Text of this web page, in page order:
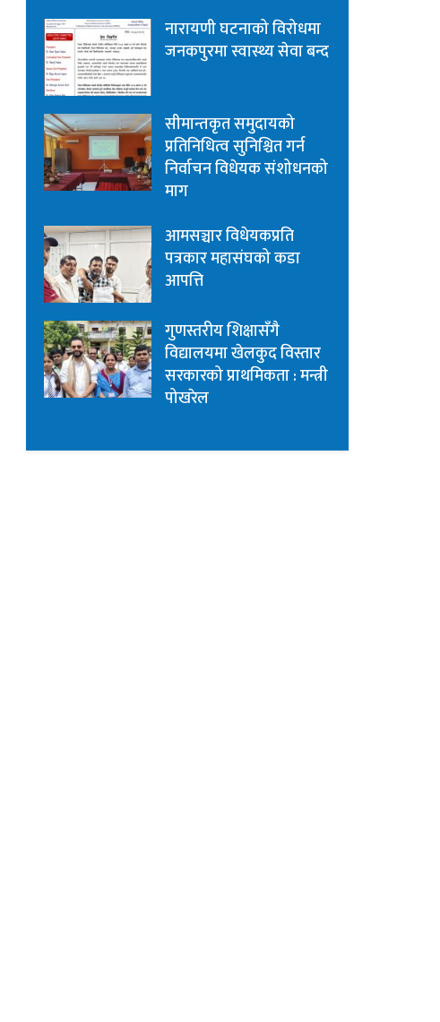
नारायणी घटनाको विरोधमा
जनकपुरमा स्वास्थ्य सेवा बन्द
सीमान्तकृत समुदायको
प्रतिनिधित्व सुनिश्चित गर्न
निर्वाचन विधेयक संशोधनको
माग
आमसञ्चार विधेयकप्रति
पत्रकार महासंघको कडा
आपत्ति
गुणस्तरीय शिक्षासँगै
विद्यालयमा खेलकुद विस्तार
सरकारको प्राथमिकता : मन्त्री
पोखरेल